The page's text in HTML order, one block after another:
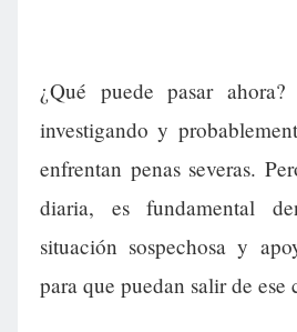
¿Qué puede pasar
investigando y
enfrentan penas severas.
diaria, es fundamental
situación sospechosa y
para que puedan salir de ese